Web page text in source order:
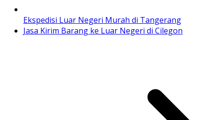
Ekspedisi Luar Negeri Murah di Tangerang
Jasa Kirim Barang ke Luar Negeri di Cilegon